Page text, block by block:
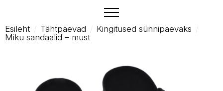
Esileht Tähtpäevad
Kingitused sünnipäevaks
Miku sandaalid – must